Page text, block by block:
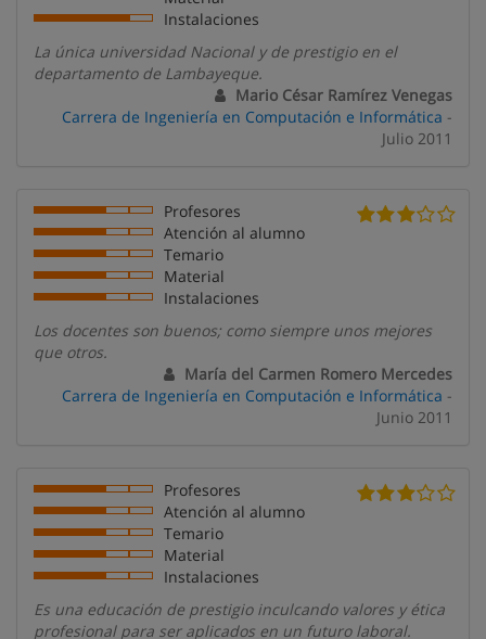
Instalaciones
La única universidad Nacional y de prestigio en el
departamento de Lambayeque.
Mario César Ramírez Venegas
Carrera de Ingeniería en Computación e Informática -
Julio 2011
Profesores
Atención al alumno
Temario
Material
Instalaciones
Los docentes son buenos; como siempre unos mejores
que otros.
María del Carmen Romero Mercedes
Carrera de Ingeniería en Computación e Informática -
Junio 2011
Profesores
Atención al alumno
Temario
Material
Instalaciones
Es una educación de prestigio inculcando valores y ética
profesional para ser aplicados en un futuro laboral.